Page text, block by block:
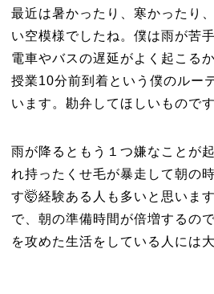
最近は暑かったり、寒かったり
い空模様でしたね。僕は雨が苦
電車やバスの遅延がよく起こる
授業10分前到着という僕のルー
います。勘弁してほしいものです
雨が降るともう１つ嫌なことが
れ持ったくせ毛が暴走して朝の
す🤯経験ある人も多いと思いま
で、朝の準備時間が倍増するの
を攻めた生活をしている人には大